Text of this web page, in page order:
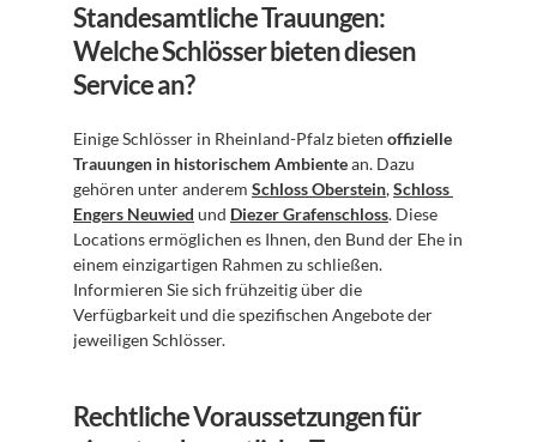
Standesamtliche Trauungen:
Welche Schlösser bieten diesen
Service an?
Einige Schlösser in Rheinland-Pfalz bieten offizielle
Trauungen in historischem Ambiente an. Dazu
gehören unter anderem Schloss Oberstein, Schloss
Engers Neuwied und Diezer Grafenschloss. Diese
Locations ermöglichen es Ihnen, den Bund der Ehe in
einem einzigartigen Rahmen zu schließen.
Informieren Sie sich frühzeitig über die
Verfügbarkeit und die spezifischen Angebote der
jeweiligen Schlösser.
Rechtliche Voraussetzungen für